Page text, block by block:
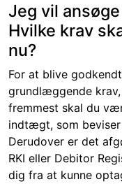
Jeg vil
Hvilke krav
nu?
For at blive
grundlæggende
fremmest skal du
indtægt, som
Derudover er det
RKI eller Debitor
dig fra at kunne